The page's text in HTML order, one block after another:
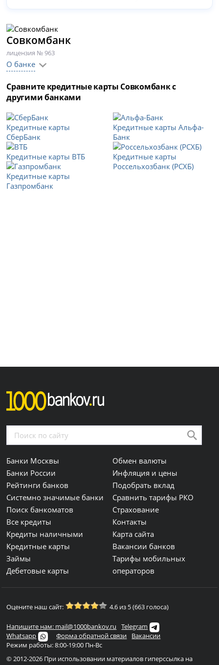
Совкомбанк
лицензия № 963
О банке
Сравните кредитные карты Совкомбанк с
другими банками
Кредитные карты
СберБанк
Кредитные карты ВТБ
Кредитные карты
Газпромбанк
Кредитные карты Альфа-
Банк
Кредитные карты
Россельхозбанк (РСХБ)
Банки Москвы
Банки России
Рейтинги банков
Системно значимые банки
Поиск банкоматов
Все кредиты
Кредиты наличными
Кредитные карты
Займы
Дебетовые карты
Обмен валюты
Инфляция и цены
Подобрать вклад
Сравнить тарифы РКО
Страхование
Контакты
Карта сайта
Вакансии банков
Тарифы мобильных
операторов
Оцените наш сайт: 4.6 из 5 (663 голоса)
Напишите нам: mail@1000bankov.ru
Telegram
Whatsapp
Форма обратной связи
Вакансии
Режим работы: 8:00-19:00 Пн-Вс
© 2012-2026 При использовании материалов гиперссылка на